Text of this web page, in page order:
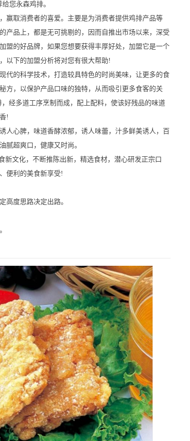
您永森鸡排。
取消费者的喜爱。主要是为消费者提供鸡排产品等
产品上，都是无可挑剔的，因而自推出市场以来，深受
盟的好品牌，如果您想要获得丰厚好处，加盟它是一个
以下的加盟分析将对您有很大帮助!
的科学技术，打造较具特色的时尚美味，让更多的食
方，以保护产品口味的独特，从而吸引更多食客的关
经多道工序烹制而成，配上配料，使该好残品的味道
!
心脾，味道香酵浓郁，诱人味蕾，汁多鲜美诱人，百
腻超爽口，健康又时尚。
文化，不断推陈出新，精选食材，潜心研发正宗口
便利的美食新享受!
度思路决定出路。